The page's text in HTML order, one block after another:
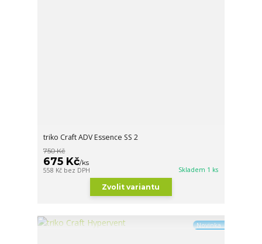
triko Craft ADV Essence SS 2
750 Kč
675 Kč/ks
558 Kč bez DPH Skladem 1 ks
Zvolit variantu
Novinka